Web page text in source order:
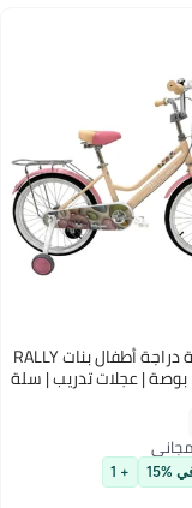
رالي دراجة دراجة أطفال بنات RALLY
مقاس 20 بوصة | عجلات تدريب | سلة
| حامل خلفي |
%15
+ 1